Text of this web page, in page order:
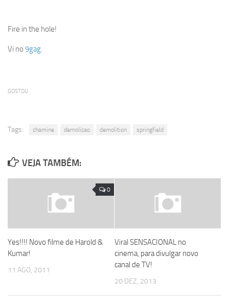
Fire in the hole!
Vi no 9gag.
GOSTOU
Tags: chamine demolicao demolition springfield
VEJA TAMBÉM:
0
Yes!!!! Novo filme de Harold &
Kumar!
11 AGO, 2011
Viral SENSACIONAL no
cinema, para divulgar novo
canal de TV!
20 DEZ, 2013